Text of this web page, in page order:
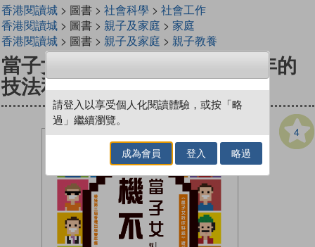
香港閱讀城> 圖書 > 社會科學 > 社會工作
香港閱讀城> 圖書 > 親子及家庭 > 家庭
香港閱讀城> 圖書 > 親子及家庭 > 親子教養
當子女機不離手——教養青少年的
技法和心法 (增訂版)
4
請登入以享受個人化閱讀體驗，或按「略
過」繼續瀏覽。
成為會員 登入 略過